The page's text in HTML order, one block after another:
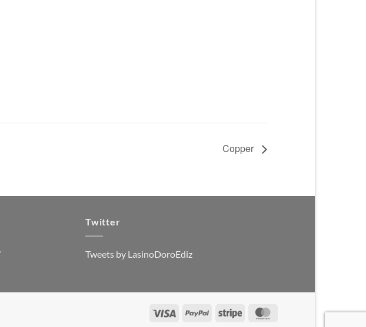
Copper
Twitter
Tweets by LasinoDoroEdiz
Visa PayPal Stripe